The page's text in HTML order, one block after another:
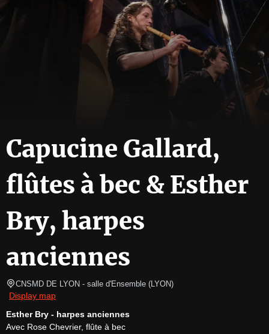
Capucine Gallard,
flûtes à bec & Esther
Bry, harpes
anciennes
CNSMD DE LYON - salle d'Ensemble (LYON)
Display map
Esther Bry - harpes anciennes
Avec Rose Chevrier, flûte à bec